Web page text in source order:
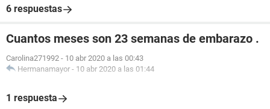
6 respuestas
Cuantos meses son 23 semanas de embarazo .
Carolina271992 - 10 abr 2020 a las 00:43
Hermanamayor - 10 abr 2020 a las 01:44
1 respuesta